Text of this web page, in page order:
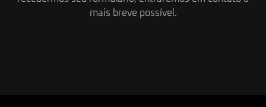
mais breve possível.